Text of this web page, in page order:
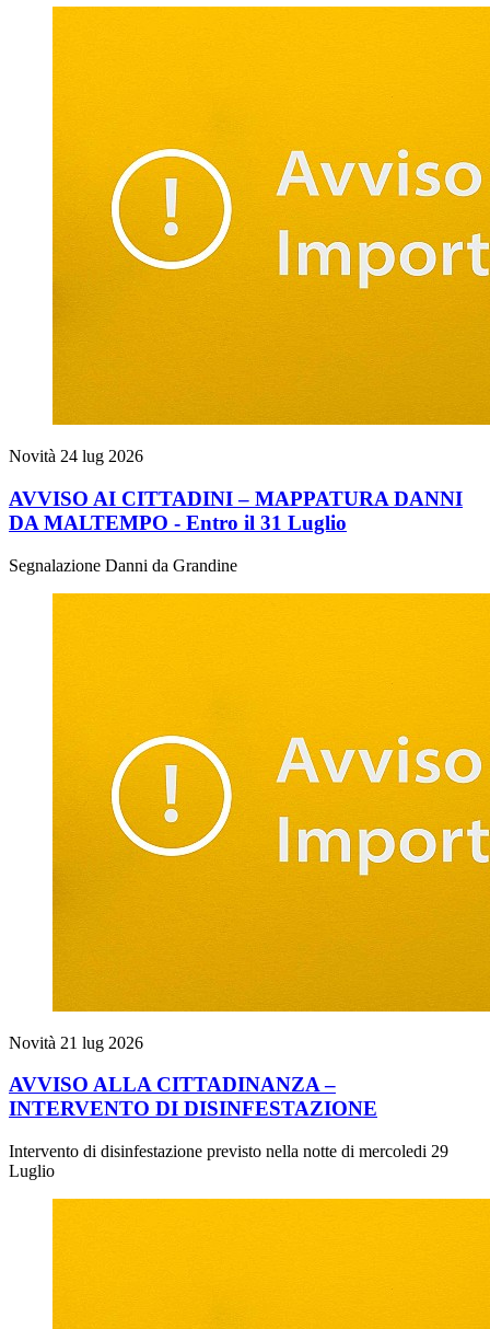
Novità 24 lug 2026
AVVISO AI CITTADINI – MAPPATURA DANNI
DA MALTEMPO - Entro il 31 Luglio
Segnalazione Danni da Grandine
Novità 21 lug 2026
AVVISO ALLA CITTADINANZA –
INTERVENTO DI DISINFESTAZIONE
Intervento di disinfestazione previsto nella notte di mercoledi 29
Luglio